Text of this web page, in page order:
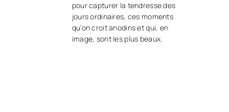
pour capturer la tendresse des
jours ordinaires, ces moments
qu’on croit anodins et qui, en
image, sont les plus beaux.